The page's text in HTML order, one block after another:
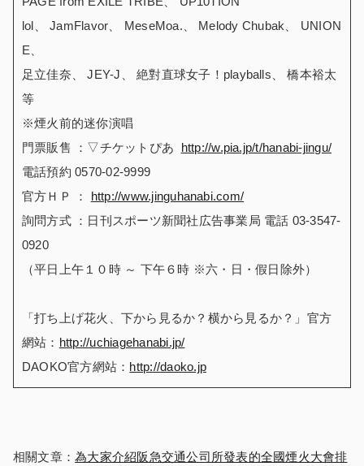
lol、 JamFlavor、 MeseMoa.、 Melody Chubak、 UNION
E、
足立佳奈、 JEY-J、 絶對直球女子！playballs、 橋本裕太
等
※煙火前的迷你演唱
門票販售 ：▽チケットぴあ http://w.pia.jp/t/hanabi-jingu/
電話預約 0570-02-9999
官方ＨＰ ： http://www.jinguhanabi.com/
詢問方式 ：日刊スポーツ新聞社広告事業局 電話 03-3547-
0920
（平日上午１０時 ～ 下午６時 ※六・日・假日除外）
「打ち上げ花火、下から見るか？横から見るか？」官方
網站： http://uchiagehanabi.jp/
DAOKO官方網站： http://daoko.jp
相關文章：為大家介紹阪急交通公司所發表的全國煙火大會排